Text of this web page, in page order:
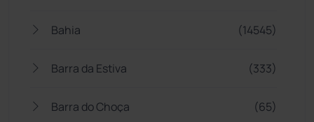
Bahia (14545)
Barra da Estiva (333)
Barra do Choça (65)